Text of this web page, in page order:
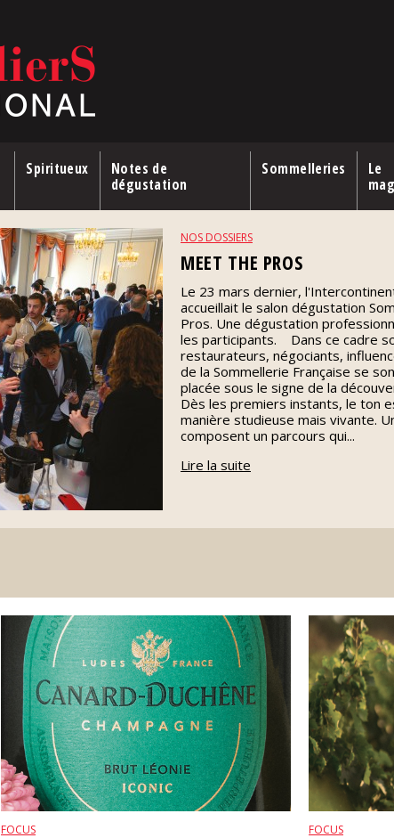
Spiritueux
Notes de
dégustation
Sommelleries
Le
NOS DOSSIERS
MEET THE PROS
Le 23 mars dernier,
accueillait le salon dégustation
Pros. Une dégustation
les participants. Dans ce cadre
restaurateurs, négociants,
de la Sommellerie Française se
placée sous le signe de la
Dès les premiers instants, le ton
manière studieuse mais vivante.
composent un parcours qui...
Lire la suite
FOCUS FOCUS